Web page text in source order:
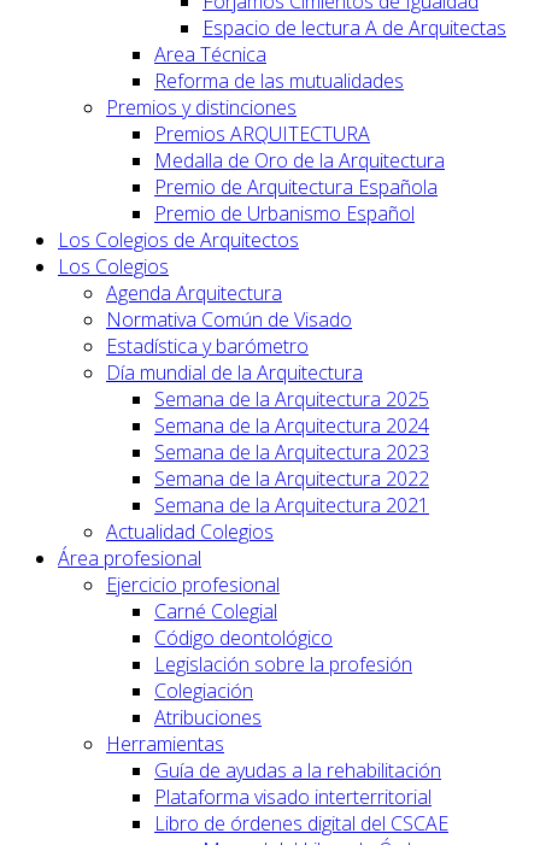
Espacio de lectura A de Arquitectas
Area Técnica
Reforma de las mutualidades
Premios y distinciones
Premios ARQUITECTURA
Medalla de Oro de la Arquitectura
Premio de Arquitectura Española
Premio de Urbanismo Español
Los Colegios de Arquitectos
Los Colegios
Agenda Arquitectura
Normativa Común de Visado
Estadística y barómetro
Día mundial de la Arquitectura
Semana de la Arquitectura 2025
Semana de la Arquitectura 2024
Semana de la Arquitectura 2023
Semana de la Arquitectura 2022
Semana de la Arquitectura 2021
Actualidad Colegios
Área profesional
Ejercicio profesional
Carné Colegial
Código deontológico
Legislación sobre la profesión
Colegiación
Atribuciones
Herramientas
Guía de ayudas a la rehabilitación
Plataforma visado interterritorial
Libro de órdenes digital del CSCAE